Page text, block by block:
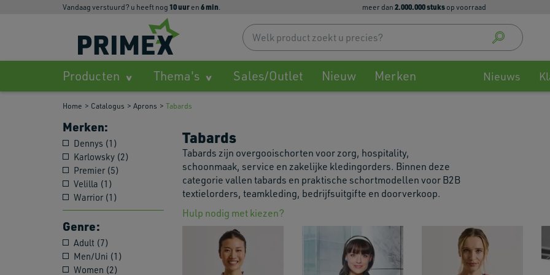
Vandaag verstuurd? u heeft nog 10uur en 6min. meer dan 2.000.000 stuksop voorraad
up
down
to
Touch
Producten Thema's Sales/Outlet Nieuw Merken Nieuws
Home Catalogus Aprons Tabards
Merken:
Dennys (1)
Karlowsky (2)
Premier (5)
Velilla (1)
Warrior (1)
Genre:
Adult (7)
Men/Uni (1)
Women (2)
Tabards
Tabards zijn overgooischorten voor zorg, hospitality,
schoonmaak, service en zakelijke kledingorders. Binnen deze
categorie vallen tabards en praktische schortmodellen voor B2B
textielorders, teamkleding, bedrijfsuitgifte en doorverkoop.
Hulp nodig met kiezen?